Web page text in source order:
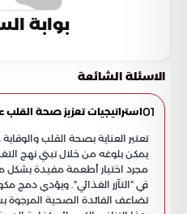
بوابة
الاسئلة الشائعة
01استراتيجيات تعزيز صحة القلب
تعتبر العناية بصحة القلب
يمكن بلوغه من خلال تبني نهج
مجرد اختيار أطعمة مفيدة بشكل
في "التآزر الغذائي". ويؤدي دمج
تضاعف الفائدة الصحية